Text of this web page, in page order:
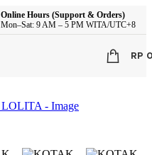
Online Hours (Support & Orders)
Mon–Sat: 9 AM – 5 PM WITA/UTC+8
RP